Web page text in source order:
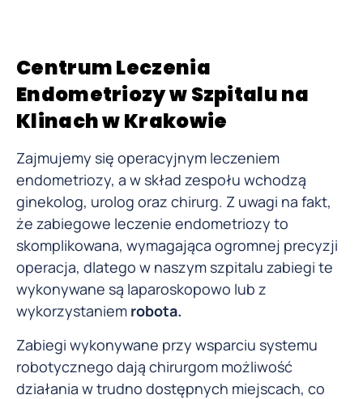
Centrum Leczenia
Endometriozy w Szpitalu na
Klinach w Krakowie
Zajmujemy się operacyjnym leczeniem
endometriozy, a w skład zespołu wchodzą
ginekolog, urolog oraz chirurg. Z uwagi na fakt,
że zabiegowe leczenie endometriozy to
skomplikowana, wymagająca ogromnej precyzji
operacja, dlatego w naszym szpitalu zabiegi te
wykonywane są laparoskopowo lub z
wykorzystaniem robota.
Zabiegi wykonywane przy wsparciu systemu
robotycznego dają chirurgom możliwość
działania w trudno dostępnych miejscach, co